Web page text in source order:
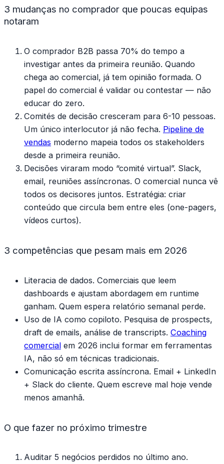
3 mudanças no comprador que poucas equipas
notaram
O comprador B2B passa 70% do tempo a
investigar antes da primeira reunião. Quando
chega ao comercial, já tem opinião formada. O
papel do comercial é validar ou contestar — não
educar do zero.
Comités de decisão cresceram para 6-10 pessoas.
Um único interlocutor já não fecha. Pipeline de
vendas moderno mapeia todos os stakeholders
desde a primeira reunião.
Decisões viraram modo “comité virtual”. Slack,
email, reuniões assíncronas. O comercial nunca vê
todos os decisores juntos. Estratégia: criar
conteúdo que circula bem entre eles (one-pagers,
vídeos curtos).
3 competências que pesam mais em 2026
Literacia de dados. Comerciais que leem
dashboards e ajustam abordagem em runtime
ganham. Quem espera relatório semanal perde.
Uso de IA como copiloto. Pesquisa de prospects,
draft de emails, análise de transcripts. Coaching
comercial em 2026 inclui formar em ferramentas
IA, não só em técnicas tradicionais.
Comunicação escrita assíncrona. Email + LinkedIn
+ Slack do cliente. Quem escreve mal hoje vende
menos amanhã.
O que fazer no próximo trimestre
Auditar 5 negócios perdidos no último ano.